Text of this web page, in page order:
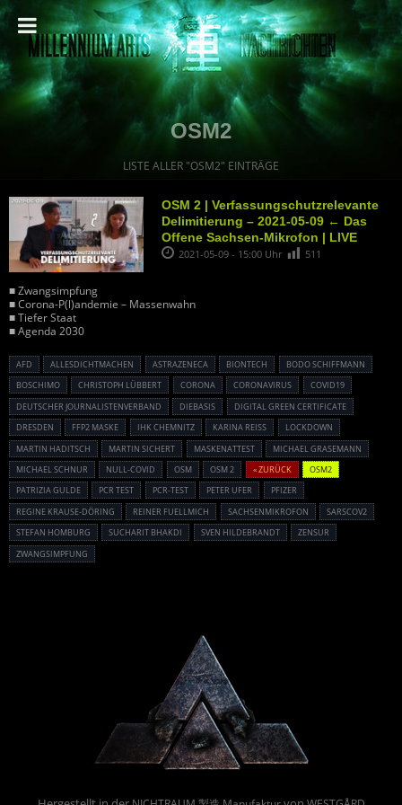
OSM2
LISTE ALLER "OSM2" EINTRÄGE
OSM 2 | Verfassungschutzrelevante
Delimitierung – 2021-05-09 ← Das
Offene Sachsen-Mikrofon | LIVE
2021-05-09 - 15:00 Uhr 511
■ Zwangsimpfung
■ Corona-P(l)andemie – Massenwahn
■ Tiefer Staat
■ Agenda 2030
AFD ALLESDICHTMACHEN ASTRAZENECA BIONTECH
BODO SCHIFFMANN
BOSCHIMO
CHRISTOPH LÜBBERT CORONA CORONAVIRUS
COVID19
DEUTSCHER JOURNALISTENVERBAND
DIEBASIS
DIGITAL GREEN CERTIFICATE
DRESDEN
FFP2 MASKE IHK CHEMNITZ KARINA REISS
LOCKDOWN
MARTIN HADITSCH
MARTIN SICHERT MASKENATTEST
MICHAEL GRASEMANN
MICHAEL SCHNUR
NULL-COVID OSM OSM 2 « ZURÜCK
OSM2
PATRIZIA GULDE
PCR TEST PCR-TEST PETER UFER
PFIZER
REGINE KRAUSE-DÖRING
REINER FUELLMICH SACHSENMIKROFON
SARSCOV2
STEFAN HOMBURG
SUCHARIT BHAKDI SVEN HILDEBRANDT
ZENSUR
ZWANGSIMPFUNG
Powered By :